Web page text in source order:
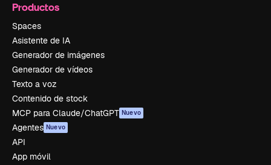
Productos
Spaces
Asistente de IA
Generador de imágenes
Generador de vídeos
Texto a voz
Contenido de stock
MCP para Claude/ChatGPT Nuevo
Agentes Nuevo
API
App móvil